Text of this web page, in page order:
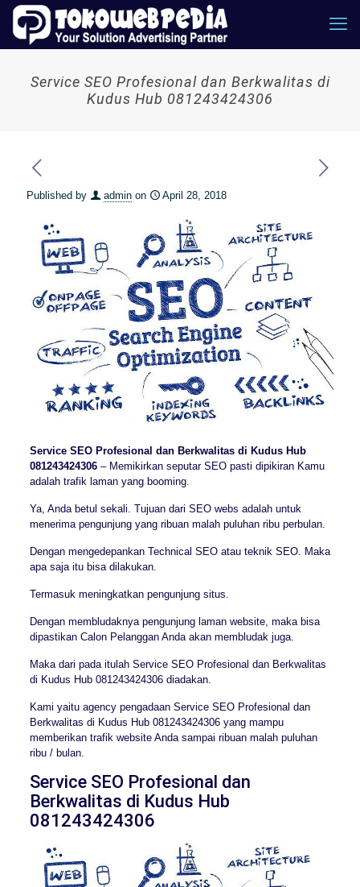
Service SEO Profesional dan Berkwalitas di
Kudus Hub 081243424306
Published by admin on April 28, 2018
Service SEO Profesional dan Berkwalitas di Kudus Hub
081243424306– Memikirkan seputar SEO pasti dipikiran Kamu
adalah trafik laman yang booming.
Ya, Anda betul sekali. Tujuan dari SEO webs adalah untuk
menerima pengunjung yang ribuan malah puluhan ribu perbulan.
Dengan mengedepankan Technical SEO atau teknik SEO. Maka
apa saja itu bisa dilakukan.
Termasuk meningkatkan pengunjung situs.
Dengan membludaknya pengunjung laman website, maka bisa
dipastikan Calon Pelanggan Anda akan membludak juga.
Maka dari pada itulah Service SEO Profesional dan Berkwalitas
di Kudus Hub 081243424306 diadakan.
Kami yaitu agency pengadaan Service SEO Profesional dan
Berkwalitas di Kudus Hub 081243424306 yang mampu
memberikan trafik website Anda sampai ribuan malah puluhan
ribu / bulan.
Service SEO Profesional dan
Berkwalitas di Kudus Hub
081243424306